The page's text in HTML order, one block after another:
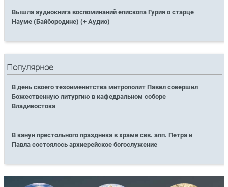
Вышла аудиокнига воспоминаний епископа Гурия о старце
Науме (Байбородине) (+ Аудио)
Популярное
В день своего тезоименитства митрополит Павел совершил
Божественную литургию в кафедральном соборе
Владивостока
В канун престольного праздника в храме свв. апп. Петра и
Павла состоялось архиерейское богослужение